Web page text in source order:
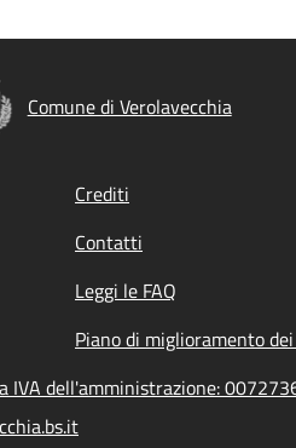
Comune di Verolavecchia
Crediti
Contatti
Leggi le FAQ
Piano di miglioramento
IVA dell'amministrazione: